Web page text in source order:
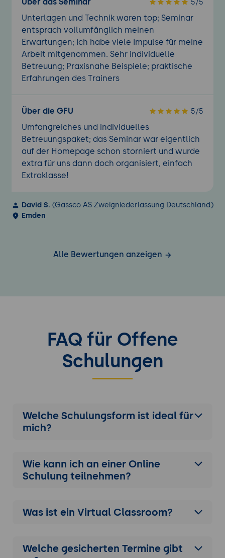
Über das Seminar 5/5
Unterlagen und Technik waren top; Seminar
entsprach vollumfänglich meinen
Erwartungen; Ich habe viele Impulse für meine
Arbeit mitgenommen. Sehr individuelle
Betreuung; Praxisnahe Beispiele; praktische
Erfahrungen des Trainers
Über die GFU 5/5
Umfangreiches und individuelles
Betreuungspaket; das Seminar war eigentlich
auf der Homepage schon storniert und wurde
extra für uns dann doch organisiert, einfach
Extraklasse!
David S. (Gassco AS Zweigniederlassung Deutschland)
Emden
Alle Bewertungen anzeigen
FAQ für Offene
Schulungen
Welche Schulungsform ist ideal für
mich?
Wie kann ich an einer Online
Schulung teilnehmen?
Was ist ein Virtual Classroom?
Welche gesicherten Termine gibt